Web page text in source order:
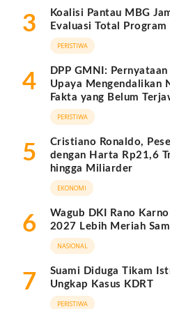
3
Koalisi Pantau MBG
Evaluasi Total
PERISTIWA
4
DPP GMNI:
Upaya Mengendalikan
Fakta yang Belum
PERISTIWA
5
Cristiano Ronaldo,
dengan Harta Rp21,6
hingga Miliarder
EKONOMI
6
Wagub DKI Rano
2027 Lebih Meriah
NASIONAL
7
Suami Diduga Tikam
Ungkap Kasus KDRT
PERISTIWA